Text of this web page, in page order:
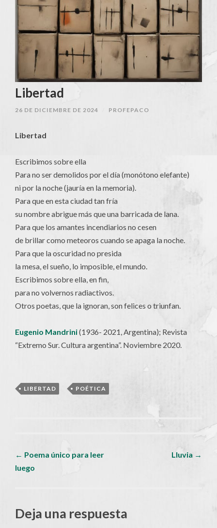
Libertad
26 DE DICIEMBRE DE 2024 PROFEPACO
Libertad
Escribimos sobre ella
Para no ser demolidos por el día (monótono elefante)
ni por la noche (jauría en la memoria).
Para que en esta ciudad tan fría
su nombre abrigue más que una barricada de lana.
Para que los amantes incendiarios no cesen
de brillar como meteoros cuando se apaga la noche.
Para que la oscuridad no presida
la mesa, el sueño, lo imposible, el mundo.
Escribimos sobre ella, en fin,
para no volvernos radiactivos.
Otros poetas, que la ignoran, son felices o triunfan.
Eugenio Mandrini(1936- 2021, Argentina); Revista
“Extremo Sur. Cultura argentina”. Noviembre 2020.
LIBERTAD , POÉTICA
Navegador
de
artículos
← Poema único para leer
luego
Lluvia →
Deja una respuesta